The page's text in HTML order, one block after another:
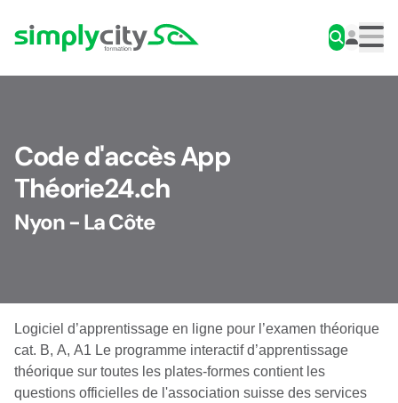
Simplycity
Code d'accès App
Théorie24.ch
Nyon - La Côte
Logiciel d’apprentissage en ligne pour l’examen théorique
cat. B, A, A1 Le programme interactif d’apprentissage
théorique sur toutes les plates-formes contient les
questions officielles de l'association suisse des services